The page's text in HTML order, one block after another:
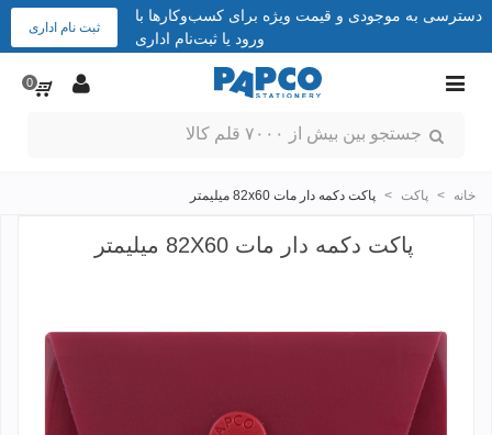
دسترسی به موجودی و قیمت ویژه برای کسب‌وکارها با
ورود یا ثبت‌نام اداری
ثبت نام اداری
0
خانه > پاکت > پاکت دکمه دار مات 82x60 میلیمتر
پاکت دکمه دار مات 82X60 میلیمتر